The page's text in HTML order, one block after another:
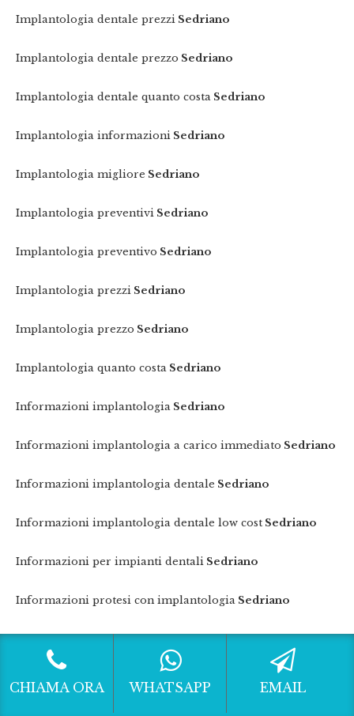
Implantologia dentale prezzi Sedriano
Implantologia dentale prezzo Sedriano
Implantologia dentale quanto costa Sedriano
Implantologia informazioni Sedriano
Implantologia migliore Sedriano
Implantologia preventivi Sedriano
Implantologia preventivo Sedriano
Implantologia prezzi Sedriano
Implantologia prezzo Sedriano
Implantologia quanto costa Sedriano
Informazioni implantologia Sedriano
Informazioni implantologia a carico immediato Sedriano
Informazioni implantologia dentale Sedriano
Informazioni implantologia dentale low cost Sedriano
Informazioni per impianti dentali Sedriano
Informazioni protesi con implantologia Sedriano
Intervento rialzo del seno mascellareSedriano
CHIAMA ORA WHATSAPP EMAIL